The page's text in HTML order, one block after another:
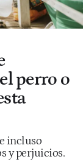
perro o
incluso
y perjuicios.